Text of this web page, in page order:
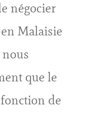
négocier
Malaisie
que le
de